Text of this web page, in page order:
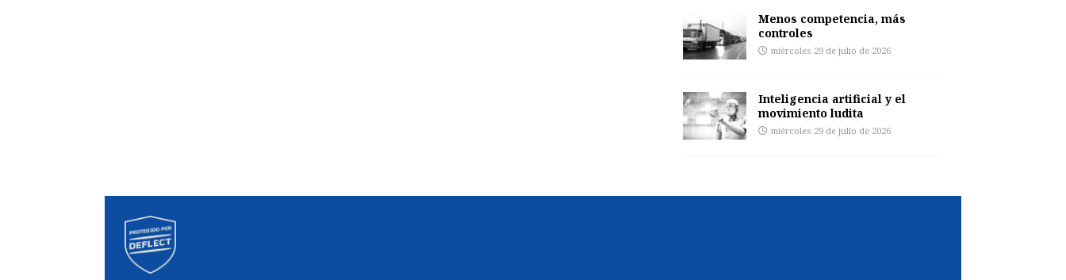
Menos competencia, más
controles
miércoles 29 de julio de 2026
Inteligencia artificial y el
movimiento ludita
miércoles 29 de julio de 2026